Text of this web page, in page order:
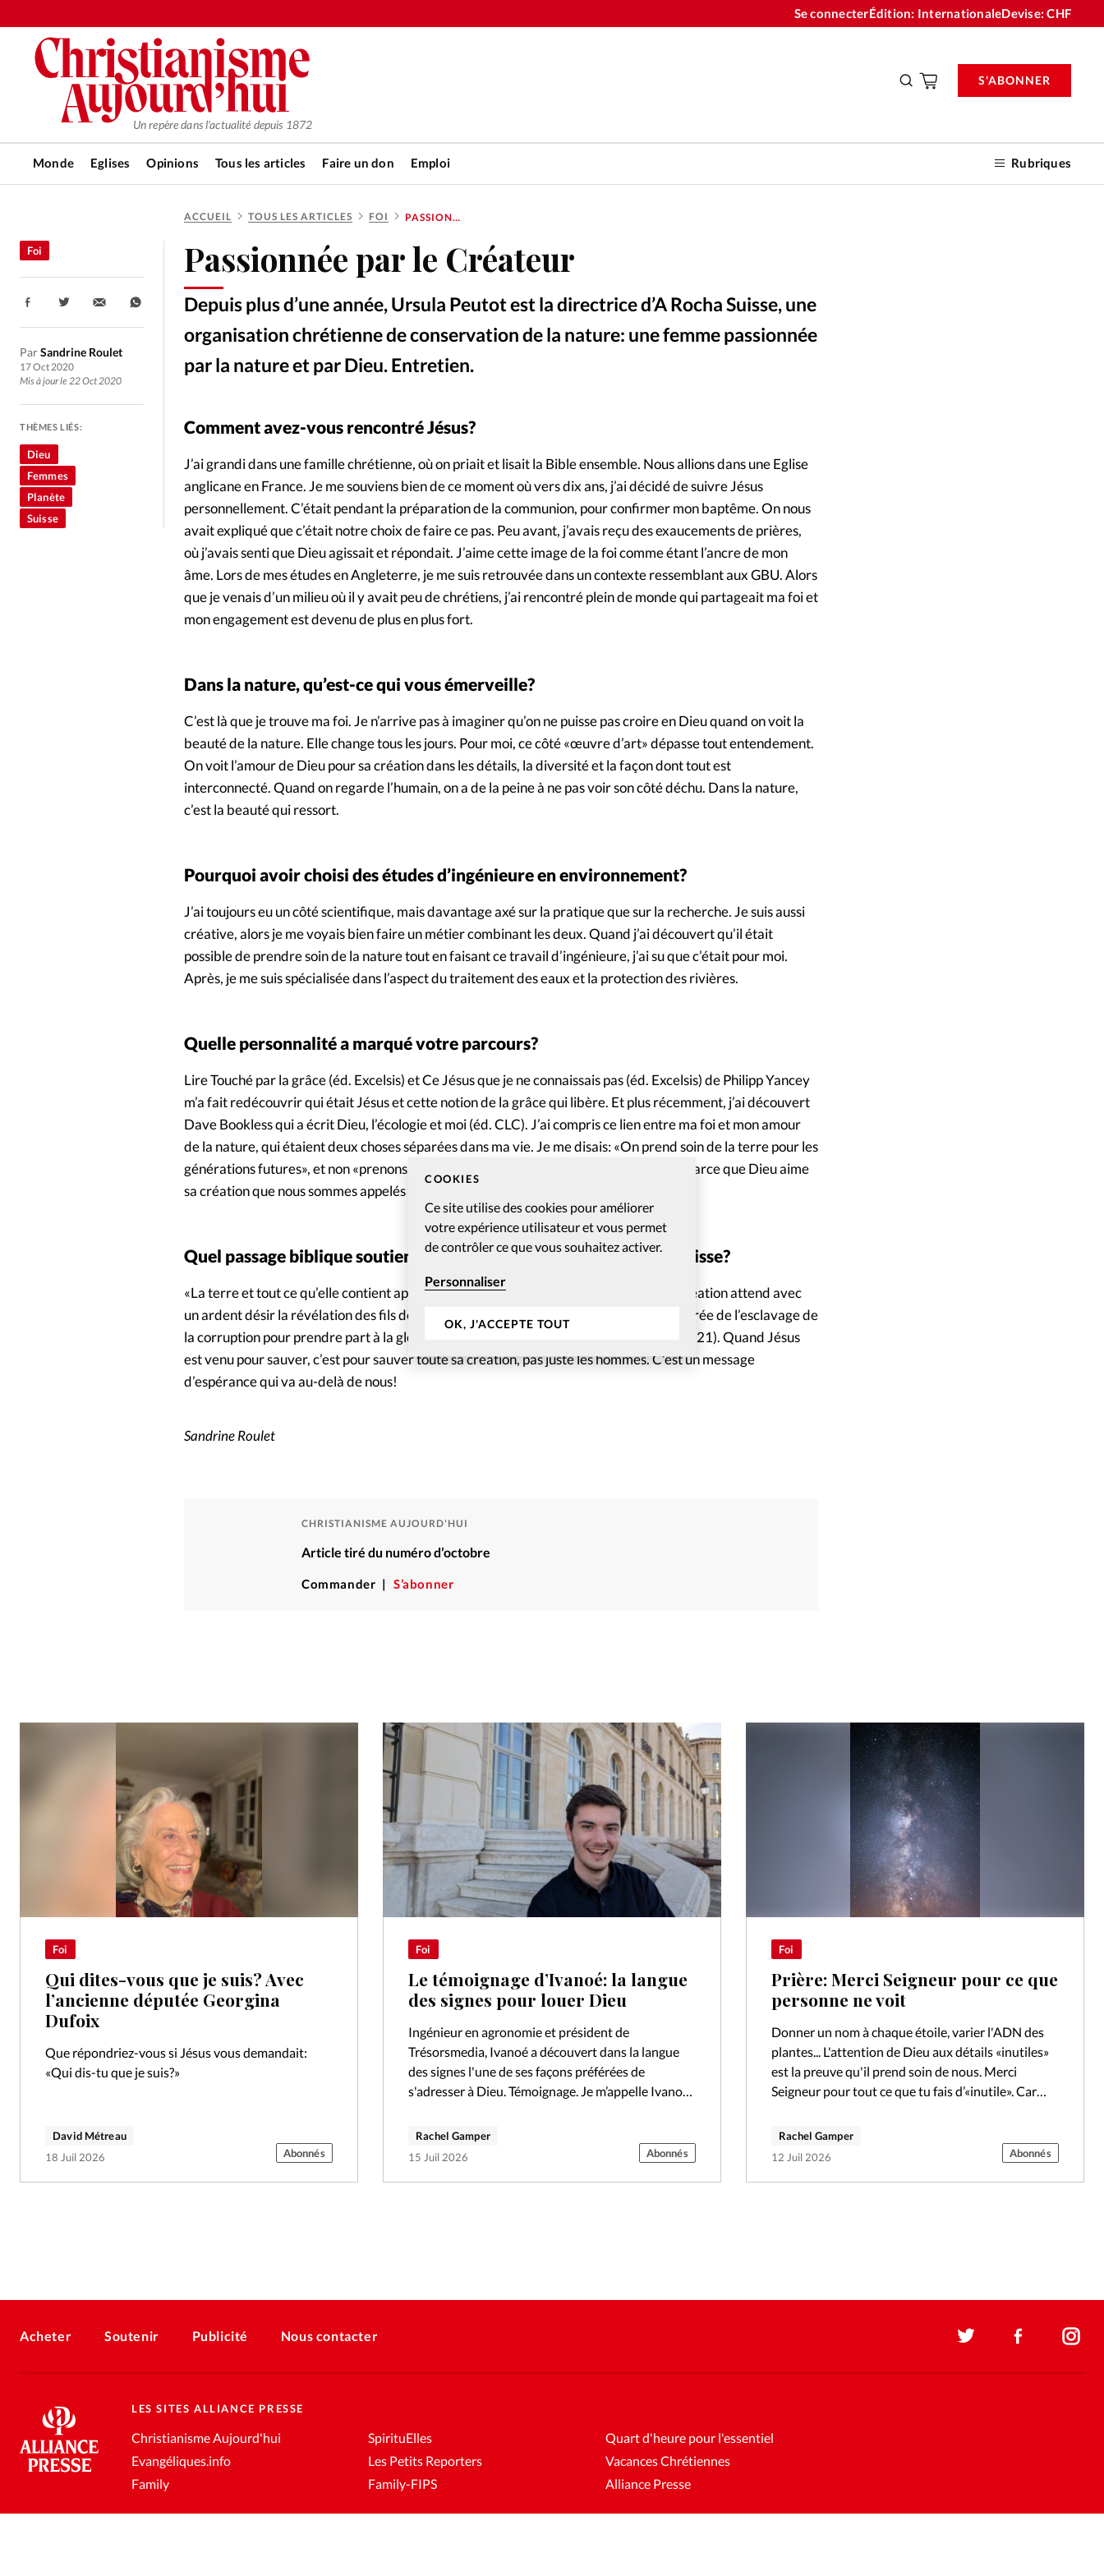
COOKIES
Ce site utilise des cookies pour améliorer
votre expérience utilisateur et vous permet
de contrôler ce que vous souhaitez activer.
Personnaliser
OK, J'ACCEPTE TOUT
Se connecterÉdition: InternationaleDevise:CHF
Un repère dans l'actualité depuis 1872
Monde Eglises Opinions Tous les articles Faire un don Emploi Rubriques
S'ABONNER
RUBRIQUES
Tous les articles
Actualité chrétienne
Actualité internationale
Chronique
Culture
Dossier Eglises
Foi
Génération réveil
Monde
Opinions
Publireportage
Relations Aujourd'hui
Société
Tour du monde des Eglises
Vécu Vie Intérieure
Faire un don
La rédaction
Mon compte
Changemement d'adresse
Nous contacter
ACCUEIL TOUS LES ARTICLES FOI PASSIONNÉE PAR LE CRÉATEUR
Passionnée par le Créateur
Depuis plus d’une année, Ursula Peutot est la directrice d’A Rocha Suisse, une
organisation chrétienne de conservation de la nature: une femme passionnée
par la nature et par Dieu. Entretien.
Foi
ParSandrine Roulet
17 Oct 2020
Mis à jour le 22 Oct 2020
Partager:
THÈMES LIÉS:
Dieu
Femmes
Planète
Suisse
Comment avez-vous rencontré Jésus?
J’ai grandi dans une famille chrétienne, où on priait et lisait la Bible ensemble. Nous allions dans une Eglise
anglicane en France. Je me souviens bien de ce moment où vers dix ans, j’ai décidé de suivre Jésus
personnellement. C’était pendant la préparation de la communion, pour confirmer mon baptême. On nous
avait expliqué que c’était notre choix de faire ce pas. Peu avant, j’avais reçu des exaucements de prières,
où j’avais senti que Dieu agissait et répondait. J’aime cette image de la foi comme étant l’ancre de mon
âme. Lors de mes études en Angleterre, je me suis retrouvée dans un contexte ressemblant aux GBU. Alors
que je venais d’un milieu où il y avait peu de chrétiens, j’ai rencontré plein de monde qui partageait ma foi et
mon engagement est devenu de plus en plus fort.
Dans la nature, qu’est-ce qui vous émerveille?
C’est là que je trouve ma foi. Je n’arrive pas à imaginer qu’on ne puisse pas croire en Dieu quand on voit la
beauté de la nature. Elle change tous les jours. Pour moi, ce côté «œuvre d’art» dépasse tout entendement.
On voit l’amour de Dieu pour sa création dans les détails, la diversité et la façon dont tout est
interconnecté. Quand on regarde l’humain, on a de la peine à ne pas voir son côté déchu. Dans la nature,
c’est la beauté qui ressort.
Pourquoi avoir choisi des études d’ingénieure en environnement?
J’ai toujours eu un côté scientifique, mais davantage axé sur la pratique que sur la recherche. Je suis aussi
créative, alors je me voyais bien faire un métier combinant les deux. Quand j’ai découvert qu’il était
possible de prendre soin de la nature tout en faisant ce travail d’ingénieure, j’ai su que c’était pour moi.
Après, je me suis spécialisée dans l’aspect du traitement des eaux et la protection des rivières.
Quelle personnalité a marqué votre parcours?
Lire Touché par la grâce (éd. Excelsis) et Ce Jésus que je ne connaissais pas (éd. Excelsis) de Philipp Yancey
m’a fait redécouvrir qui était Jésus et cette notion de la grâce qui libère. Et plus récemment, j’ai découvert
Dave Bookless qui a écrit Dieu, l’écologie et moi (éd. CLC). J’ai compris ce lien entre ma foi et mon amour
de la nature, qui étaient deux choses séparées dans ma vie. Je me disais: «On prend soin de la terre pour les
générations futures», et non «prenons-en soin car cela appartient à Dieu». C’est aussi parce que Dieu aime
sa création que nous sommes appelés à en prendre soin!
Quel passage biblique soutient votre engagement pour A Rocha Suisse?
«La terre et tout ce qu’elle contient appartient au Seigneur» (Ps. 24, 1) et «De fait la création attend avec
un ardent désir la révélation des fils de Dieu. (…) Elle a l’espérance d’être elle aussi libérée de l’esclavage de
la corruption pour prendre part à la glorieuse liberté des enfants de Dieu» (Rom. 8, 19-21). Quand Jésus
est venu pour sauver, c’est pour sauver toute sa création, pas juste les hommes. C’est un message
d’espérance qui va au-delà de nous!
Sandrine Roulet
CHRISTIANISME AUJOURD'HUI
Article tiré du numéro d’octobre
Commander S’abonner
Foi
Qui dites-vous que je suis? Avec
l’ancienne députée Georgina
Dufoix
Que répondriez-vous si Jésus vous demandait:
«Qui dis-tu que je suis?»
David Métreau
18 Juil 2026
Abonnés
Foi
Le témoignage d’Ivanoé: la langue
des signes pour louer Dieu
Ingénieur en agronomie et président de
Trésorsmedia, Ivanoé a découvert dans la langue
des signes l'une de ses façons préférées de
s'adresser à Dieu. Témoignage. Je m’appelle Ivanoé.
Rachel Gamper
15 Juil 2026
Abonnés
Foi
Prière: Merci Seigneur pour ce que
personne ne voit
Donner un nom à chaque étoile, varier l'ADN des
plantes... L'attention de Dieu aux détails «inutiles»
est la preuve qu'il prend soin de nous. Merci
Seigneur pour tout ce que tu fais d’«inutile». Car
Rachel Gamper
12 Juil 2026
Abonnés
Acheter Soutenir Publicité Nous contacter
LES SITES ALLIANCE PRESSE
Christianisme Aujourd'hui
Evangéliques.info
Family
SpirituElles
Les Petits Reporters
Family-FIPS
Quart d'heure pour l'essentiel
Vacances Chrétiennes
Alliance Presse